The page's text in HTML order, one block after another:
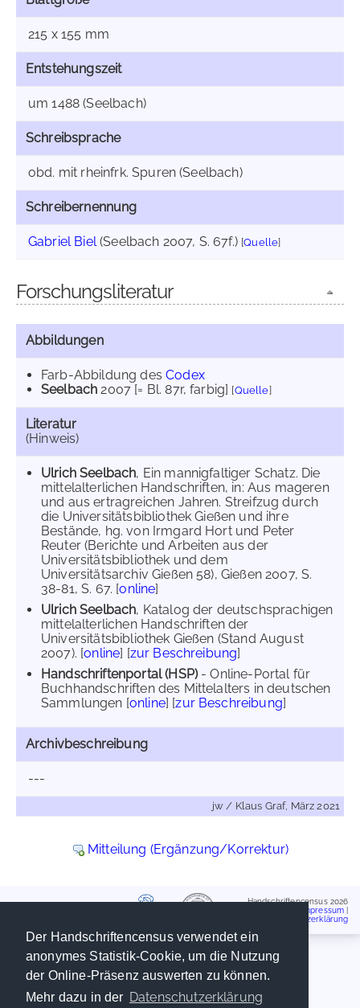
Der Handschriftencensus verwendet ein
anonymes Statistik-Cookie, um die Nutzung
der Online-Präsenz auswerten zu können.
Mehr dazu in der Datenschutzerklärung
215 x 155 mm
Entstehungszeit
um 1488 (Seelbach)
Schreibsprache
obd. mit rheinfrk. Spuren (Seelbach)
Schreibernennung
Gabriel Biel(Seelbach 2007, S. 67f.) [Quelle]
Forschungsliteratur
Abbildungen
Farb-Abbildung desCodex
Seelbach 2007 [= Bl. 87r, farbig] [Quelle]
Literatur
(Hinweis)
Ulrich Seelbach, Ein mannigfaltiger Schatz. Die
mittelalterlichen Handschriften, in: Aus mageren
und aus ertragreichen Jahren. Streifzug durch
die Universitätsbibliothek Gießen und ihre
Bestände, hg. von Irmgard Hort und Peter
Reuter (Berichte und Arbeiten aus der
Universitätsbibliothek und dem
Universitätsarchiv Gießen 58), Gießen 2007, S.
38-81, S. 67. [online]
Ulrich Seelbach, Katalog der deutschsprachigen
mittelalterlichen Handschriften der
Universitätsbibliothek Gießen (Stand August
2007). [online] [zur Beschreibung]
Handschriftenportal (HSP)- Online-Portal für
Buchhandschriften des Mittelalters in deutschen
Sammlungen [online] [zur Beschreibung]
Archivbeschreibung
---
jw / Klaus Graf, März 2021
Mitteilung (Ergänzung/Korrektur)
Handschriftencensus 2026
Impressum
Datenschutzerklärung